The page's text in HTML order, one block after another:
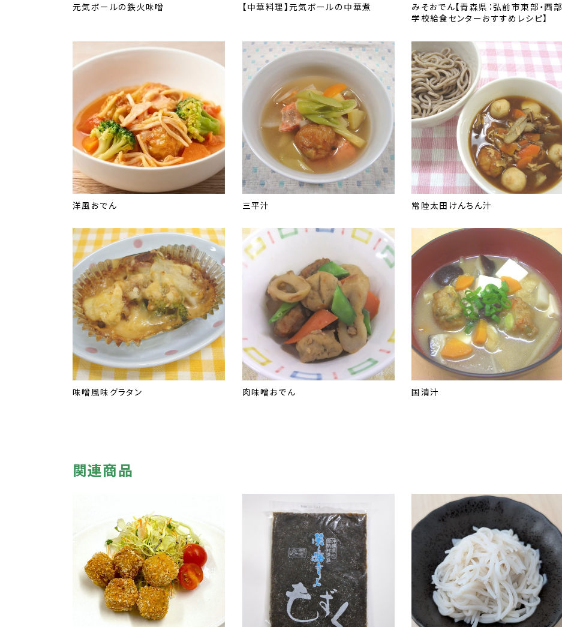
元気ボールの鉄火味噌 【中華料理】元気ボールの中華煮
みそおでん【青森県：弘前市東部・西部
学校給食センターおすすめレシピ】
洋風おでん 三平汁 常陸太田けんちん汁
味噌風味グラタン 肉味噌おでん 国清汁
関連商品